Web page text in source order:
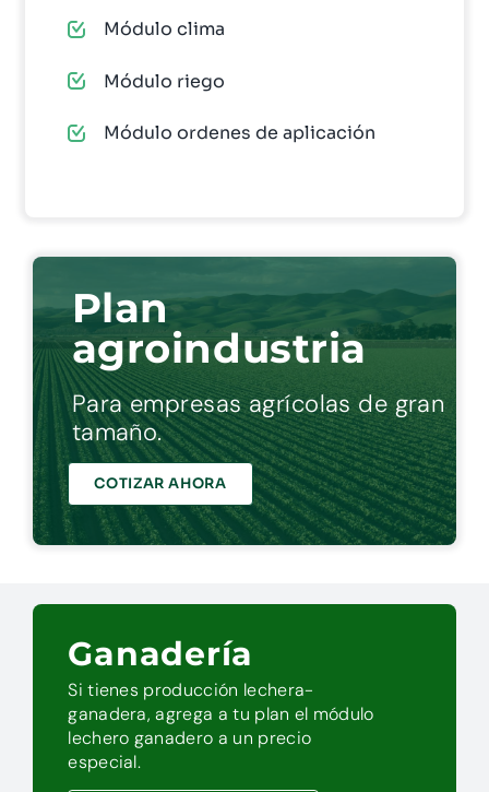
Módulo clima
Módulo riego
Módulo ordenes de aplicación
Plan
agroindustria
Para empresas agrícolas de gran
tamaño.
COTIZAR AHORA
Ganadería
Si tienes producción lechera-
ganadera, agrega a tu plan el módulo
lechero ganadero a un precio
especial.